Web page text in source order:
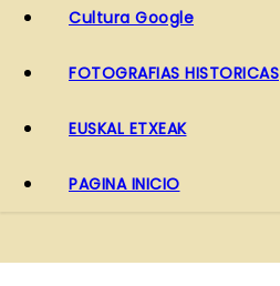
Cultura Google
FOTOGRAFIAS HISTORICAS
EUSKAL ETXEAK
PAGINA INICIO